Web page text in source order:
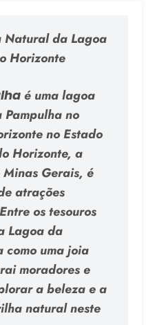
Natural da Lagoa
Horizonte
é uma lagoa
no
no Estado
Horizonte, a
Gerais, é
atrações
os tesouros
Lagoa da
como uma joia
moradores e
a beleza e a
natural neste